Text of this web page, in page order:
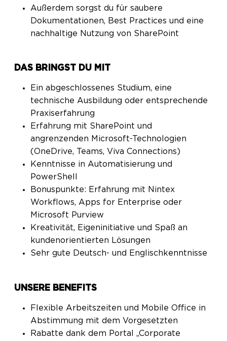
Außerdem sorgst du für saubere
Dokumentationen, Best Practices und eine
nachhaltige Nutzung von SharePoint
DAS BRINGST DU MIT
Ein abgeschlossenes Studium, eine
technische Ausbildung oder entsprechende
Praxiserfahrung
Erfahrung mit SharePoint und
angrenzenden Microsoft-Technologien
(OneDrive, Teams, Viva Connections)
Kenntnisse in Automatisierung und
PowerShell
Bonuspunkte: Erfahrung mit Nintex
Workflows, Apps for Enterprise oder
Microsoft Purview
Kreativität, Eigeninitiative und Spaß an
kundenorientierten Lösungen
Sehr gute Deutsch- und Englischkenntnisse
UNSERE BENEFITS
Flexible Arbeitszeiten und Mobile Office in
Abstimmung mit dem Vorgesetzten
Rabatte dank dem Portal „Corporate